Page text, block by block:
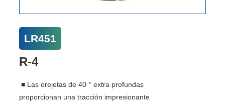
LR451
R-4
■ Las orejetas de 40 ° extra profundas
proporcionan una tracción impresionante